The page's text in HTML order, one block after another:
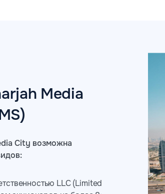
Media
City возможна
LLC (Limited